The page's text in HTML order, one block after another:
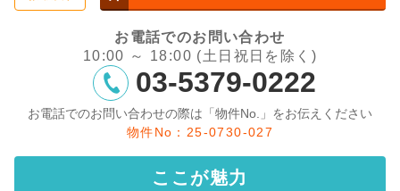
お電話でのお問い合わせ
10:00 ～ 18:00 (土日祝日を除く)
03-5379-0222
お電話でのお問い合わせの際は「物件No.」をお伝えください
物件No：25-0730-027
ここが魅力